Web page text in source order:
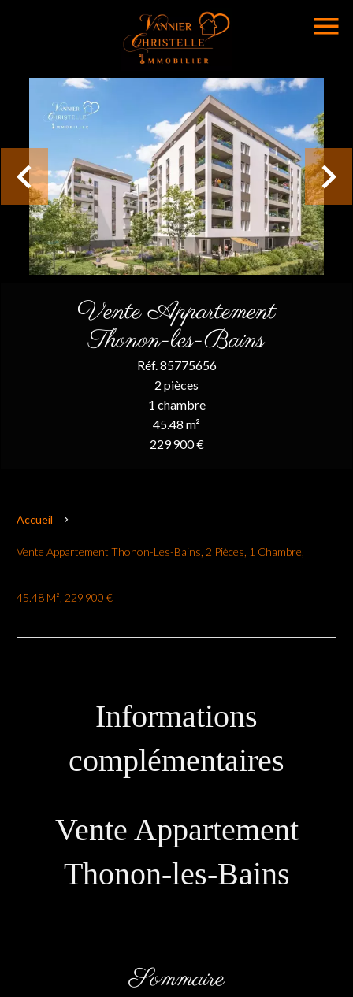
Vente Appartement
Thonon-les-Bains
Réf. 85775656
2 pièces
1 chambre
45.48 m²
229 900 €
Accueil
Vente Appartement Thonon-Les-Bains, 2 Pièces, 1 Chambre,
45.48 M², 229 900 €
Informations
complémentaires
Vente Appartement
Thonon-les-Bains
Sommaire